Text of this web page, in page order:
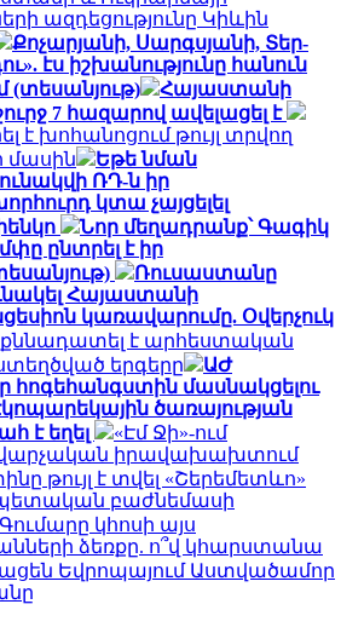
ազդեցությունը Կիևին
Քոչարյանի, Սարգսյանի, Տեր-
էս իշխանությունը հանուն
(տեսանյութ)
Հայաստանի
7 հազարով ավելացել է
է խոհանոցում թույլ տրվող
մասին
Եթե նման
ՌԴ-ն իր
կտա չայցելել
Նոր մեղադրանք՝ Գագիկ
ընտրել է իր
Ռուսաստանը
Հայաստանի
կառավարումը. Օվերչուկ
քննադատել է արհեստական
երգերը
ԱԺ
մասնակցելու
ծառայության
է եղել
«Էմ Ջի»-ում
վարչական իրավախախտում
թույլ է տվել «Շերեմետևո»
բաժնեմասի
Գումարը կհոսի այս
ձեռքը. ո՞վ կհարստանա
Եվրոպայում Աստվածամոր